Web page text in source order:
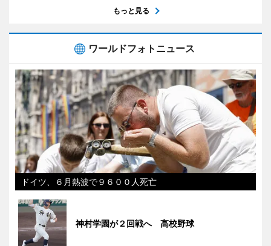
もっと見る
ワールドフォトニュース
ドイツ、６月熱波で９６００人死亡
神村学園が２回戦へ 高校野球